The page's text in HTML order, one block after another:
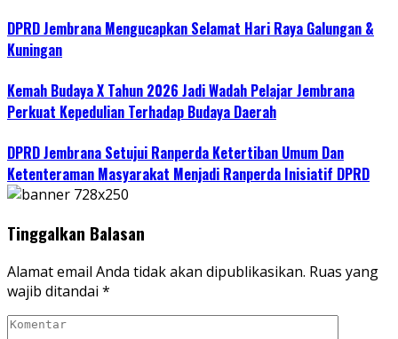
DPRD Jembrana Mengucapkan Selamat Hari Raya Galungan &
Kuningan
Kemah Budaya X Tahun 2026 Jadi Wadah Pelajar Jembrana
Perkuat Kepedulian Terhadap Budaya Daerah
DPRD Jembrana Setujui Ranperda Ketertiban Umum Dan
Ketenteraman Masyarakat Menjadi Ranperda Inisiatif DPRD
Tinggalkan Balasan
Alamat email Anda tidak akan dipublikasikan. Ruas yang
wajib ditandai *